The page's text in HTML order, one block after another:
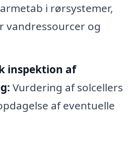
i rørsystemer,
vandressourcer og
inspektion af
Vurdering af solcellers
af eventuelle